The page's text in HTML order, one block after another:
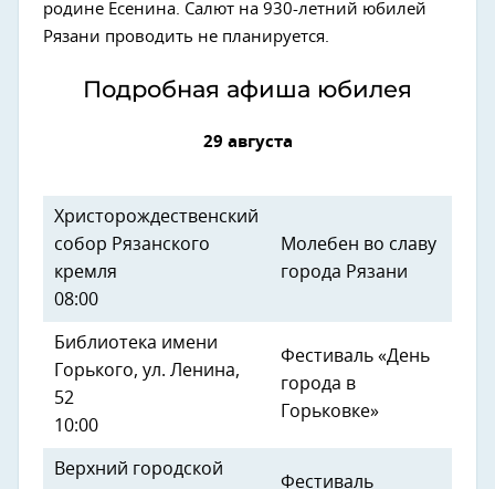
родине Есенина. Салют на 930-летний юбилей
Рязани проводить не планируется.
Подробная афиша юбилея
29 августа
Христорождественский
собор Рязанского
кремля
08:00
Молебен во славу
города Рязани
Библиотека имени
Горького, ул. Ленина,
52
10:00
Фестиваль «День
города в
Горьковке»
Верхний городской
Фестиваль